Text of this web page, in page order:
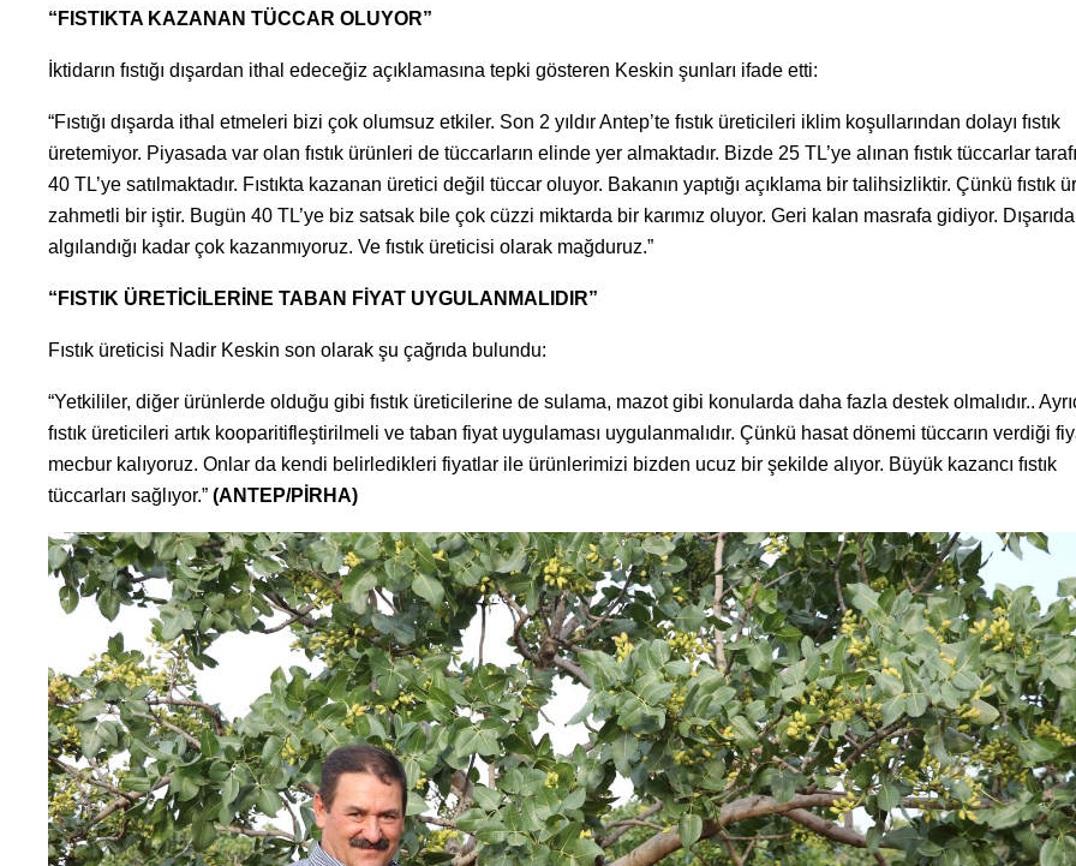
“FISTIKTA KAZANAN TÜCCAR OLUYOR”
İktidarın fıstığı dışardan ithal edeceğiz açıklamasına tepki gösteren Keskin şunları ifade etti:
“Fıstığı dışarda ithal etmeleri bizi çok olumsuz etkiler. Son 2 yıldır Antep’te fıstık üreticileri iklim koşullarından dolayı fıstık
üretemiyor. Piyasada var olan fıstık ürünleri de tüccarların elinde yer almaktadır. Bizde 25 TL’ye alınan fıstık tüccarlar
40 TL’ye satılmaktadır. Fıstıkta kazanan üretici değil tüccar oluyor. Bakanın yaptığı açıklama bir talihsizliktir. Çünkü fıstık
zahmetli bir iştir. Bugün 40 TL’ye biz satsak bile çok cüzzi miktarda bir karımız oluyor. Geri kalan masrafa gidiyor. Dışarıda
algılandığı kadar çok kazanmıyoruz. Ve fıstık üreticisi olarak mağduruz.”
“FISTIK ÜRETİCİLERİNE TABAN FİYAT UYGULANMALIDIR”
Fıstık üreticisi Nadir Keskin son olarak şu çağrıda bulundu:
“Yetkililer, diğer ürünlerde olduğu gibi fıstık üreticilerine de sulama, mazot gibi konularda daha fazla destek olmalıdır..
fıstık üreticileri artık kooparitifleştirilmeli ve taban fiyat uygulaması uygulanmalıdır. Çünkü hasat dönemi tüccarın verdiği
mecbur kalıyoruz. Onlar da kendi belirledikleri fiyatlar ile ürünlerimizi bizden ucuz bir şekilde alıyor. Büyük kazancı fıstık
tüccarları sağlıyor.” (ANTEP/PİRHA)